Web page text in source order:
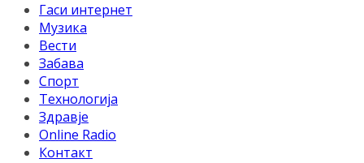
Гаси интернет
Музика
Вести
Забава
Спорт
Технологија
Здравје
Online Radio
Контакт